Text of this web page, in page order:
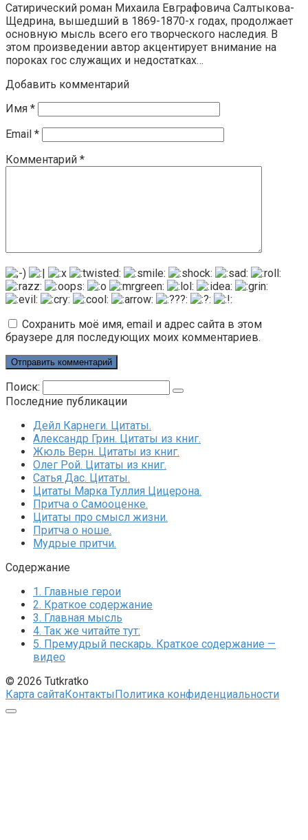
Сатирический роман Михаила Евграфовича Салтыкова-
Щедрина, вышедший в 1869-1870-х годах, продолжает
основную мысль всего его творческого наследия. В
этом произведении автор акцентирует внимание на
пороках гос служащих и недостатках…
Добавить комментарий
Имя *
Email *
Комментарий *
Сохранить моё имя, email и адрес сайта в этом
браузере для последующих моих комментариев.
Поиск:
Последние публикации
Дейл Карнеги. Цитаты.
Александр Грин. Цитаты из книг.
Жюль Верн. Цитаты из книг.
Олег Рой. Цитаты из книг.
Сатья Дас. Цитаты.
Цитаты Марка Туллия Цицерона.
Притча о Самооценке.
Цитаты про смысл жизни.
Притча о ноше.
Мудрые притчи.
Содержание
1. Главные герои
2. Краткое содержание
3. Главная мысль
4. Так же читайте тут:
5. Премудрый пескарь. Краткое содержание —
видео
© 2026 Tutkratko
Карта сайтаКонтактыПолитика конфиденциальности